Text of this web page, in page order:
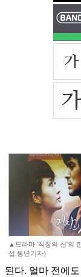
▲드라마 '직장의 신'의
섭 동년기자)
된다. 얼마 전에